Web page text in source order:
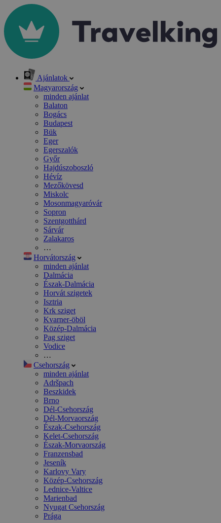
Ajánlatok
Magyarország
minden ajánlat
Balaton
Bogács
Budapest
Bük
Eger
Egerszalók
Győr
Hajdúszoboszló
Hévíz
Mezőkövesd
Miskolc
Mosonmagyaróvár
Sopron
Szentgotthárd
Sárvár
Zalakaros
…
Horvátország
minden ajánlat
Dalmácia
Észak-Dalmácia
Horvát szigetek
Isztria
Krk sziget
Kvarner-öböl
Közép-Dalmácia
Pag sziget
Vodice
…
Csehország
minden ajánlat
Adršpach
Beszkidek
Brno
Dél-Csehország
Dél-Morvaország
Észak-Csehország
Kelet-Csehország
Észak-Morvaország
Franzensbad
Jeseník
Karlovy Vary
Közép-Csehország
Lednice-Valtice
Marienbad
Nyugat Csehország
Prága